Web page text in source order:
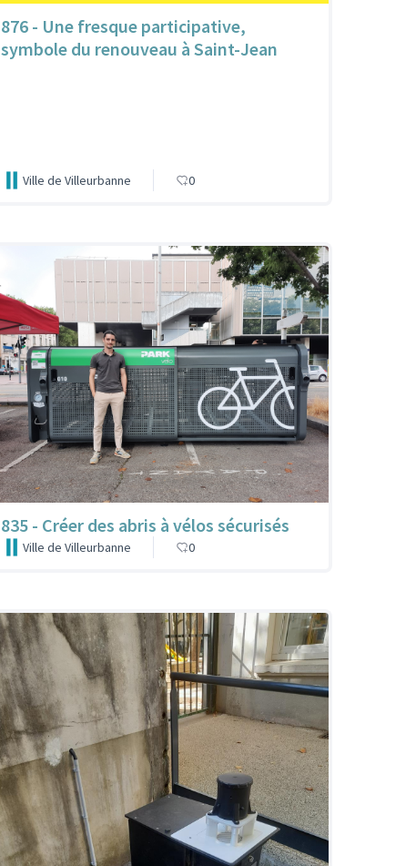
876 - Une fresque participative,
symbole du renouveau à Saint-Jean
Ville de Villeurbanne 0
835 - Créer des abris à vélos sécurisés
Ville de Villeurbanne 0